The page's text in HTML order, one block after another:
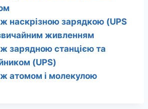
наскрізною зарядкою (UPS
живленням
зарядною станцією та
(UPS)
атомом і молекулою